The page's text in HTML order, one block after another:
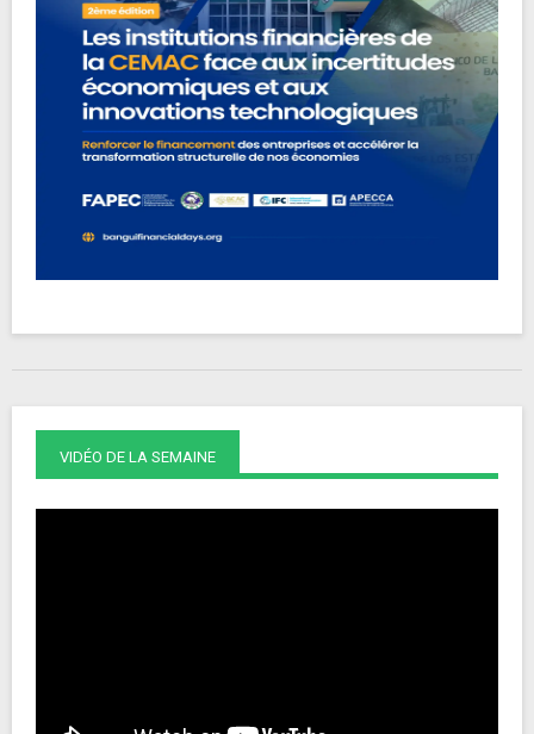
VIDÉO DE LA SEMAINE